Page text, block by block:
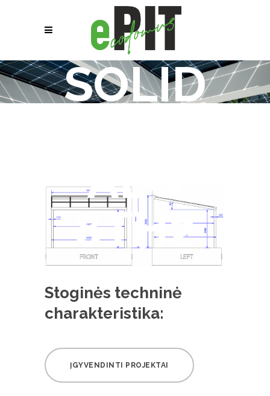
SOLID
ALU
8TH2
Stoginės techninė
charakteristika:
ĮGYVENDINTI PROJEKTAI